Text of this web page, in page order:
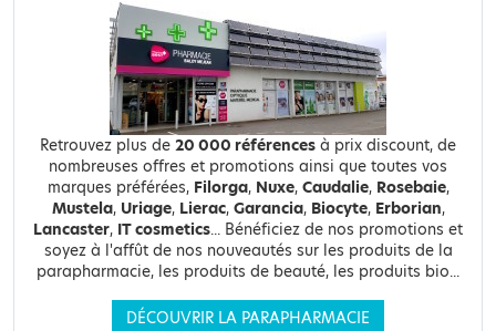
Retrouvez plus de 20 000 références à prix discount, de
nombreuses offres et promotions ainsi que toutes vos
marques préférées, Filorga, Nuxe, Caudalie, Rosebaie,
Mustela, Uriage, Lierac, Garancia, Biocyte, Erborian,
Lancaster, IT cosmetics... Bénéficiez de nos promotions et
soyez à l'affût de nos nouveautés sur les produits de la
parapharmacie, les produits de beauté, les produits bio...
DÉCOUVRIR LA PARAPHARMACIE